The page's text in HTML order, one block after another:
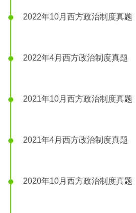
2022年10月西方政治制度真题
2022年4月西方政治制度真题
2021年10月西方政治制度真题
2021年4月西方政治制度真题
2020年10月西方政治制度真题